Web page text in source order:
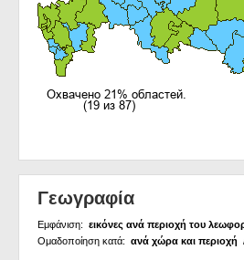
Γεωγραφία
Εμφάνιση: εικόνες ανά περιοχή του
Ομαδοποίηση κατά: ανά χώρα και περιοχή